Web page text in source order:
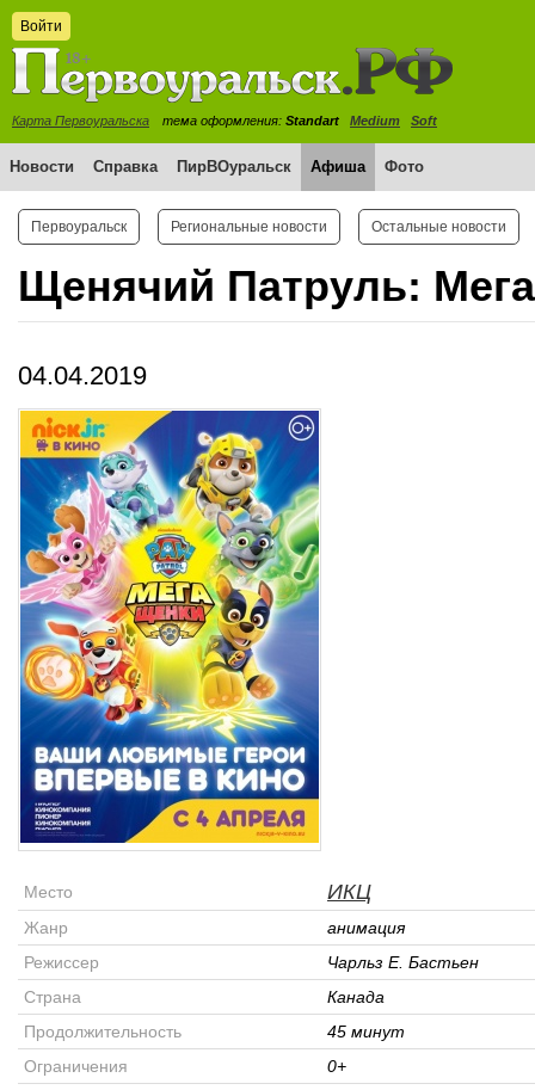
Войти
Карта Первоуральска тема оформления: Standart Medium Soft
Новости Справка ПирВОуральск Афиша Фото
Первоуральск Региональные новости Остальные новости
Щенячий Патруль:
04.04.2019
Место ИКЦ
Жанр
анимация
Режиссер
Чарльз Е. Бастьен
Страна
Канада
Продолжительность
45 минут
Ограничения
0+